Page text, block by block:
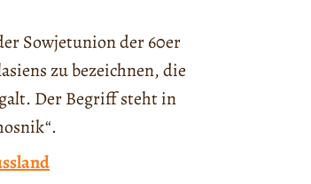
Sowjetunion der 60er
zu bezeichnen, die
Der Begriff steht in